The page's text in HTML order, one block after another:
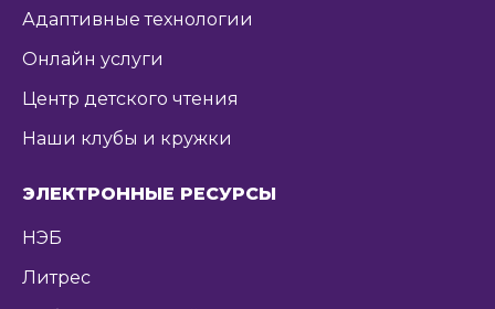
Адаптивные технологии
Онлайн услуги
Центр детского чтения
Наши клубы и кружки
ЭЛЕКТРОННЫЕ РЕСУРСЫ
НЭБ
Литрес